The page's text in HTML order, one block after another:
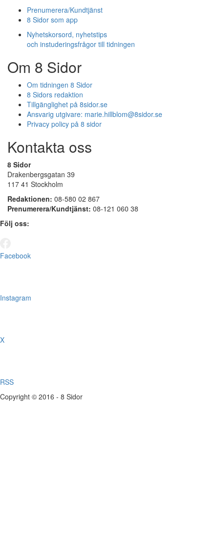
Prenumerera/Kundtjänst
8 Sidor som app
Nyhetskorsord, nyhetstips
och instuderingsfrågor till tidningen
Om 8 Sidor
Om tidningen 8 Sidor
8 Sidors redaktion
Tillgänglighet på 8sidor.se
Ansvarig utgivare: marie.hillblom@8sidor.se
Privacy policy på 8 sidor
Kontakta oss
8 Sidor
Drakenbergsgatan 39
117 41 Stockholm
Redaktionen: 08-580 02 867
Prenumerera/Kundtjänst: 08-121 060 38
Följ oss:
Facebook
Instagram
X
RSS
Copyright © 2016 - 8 Sidor